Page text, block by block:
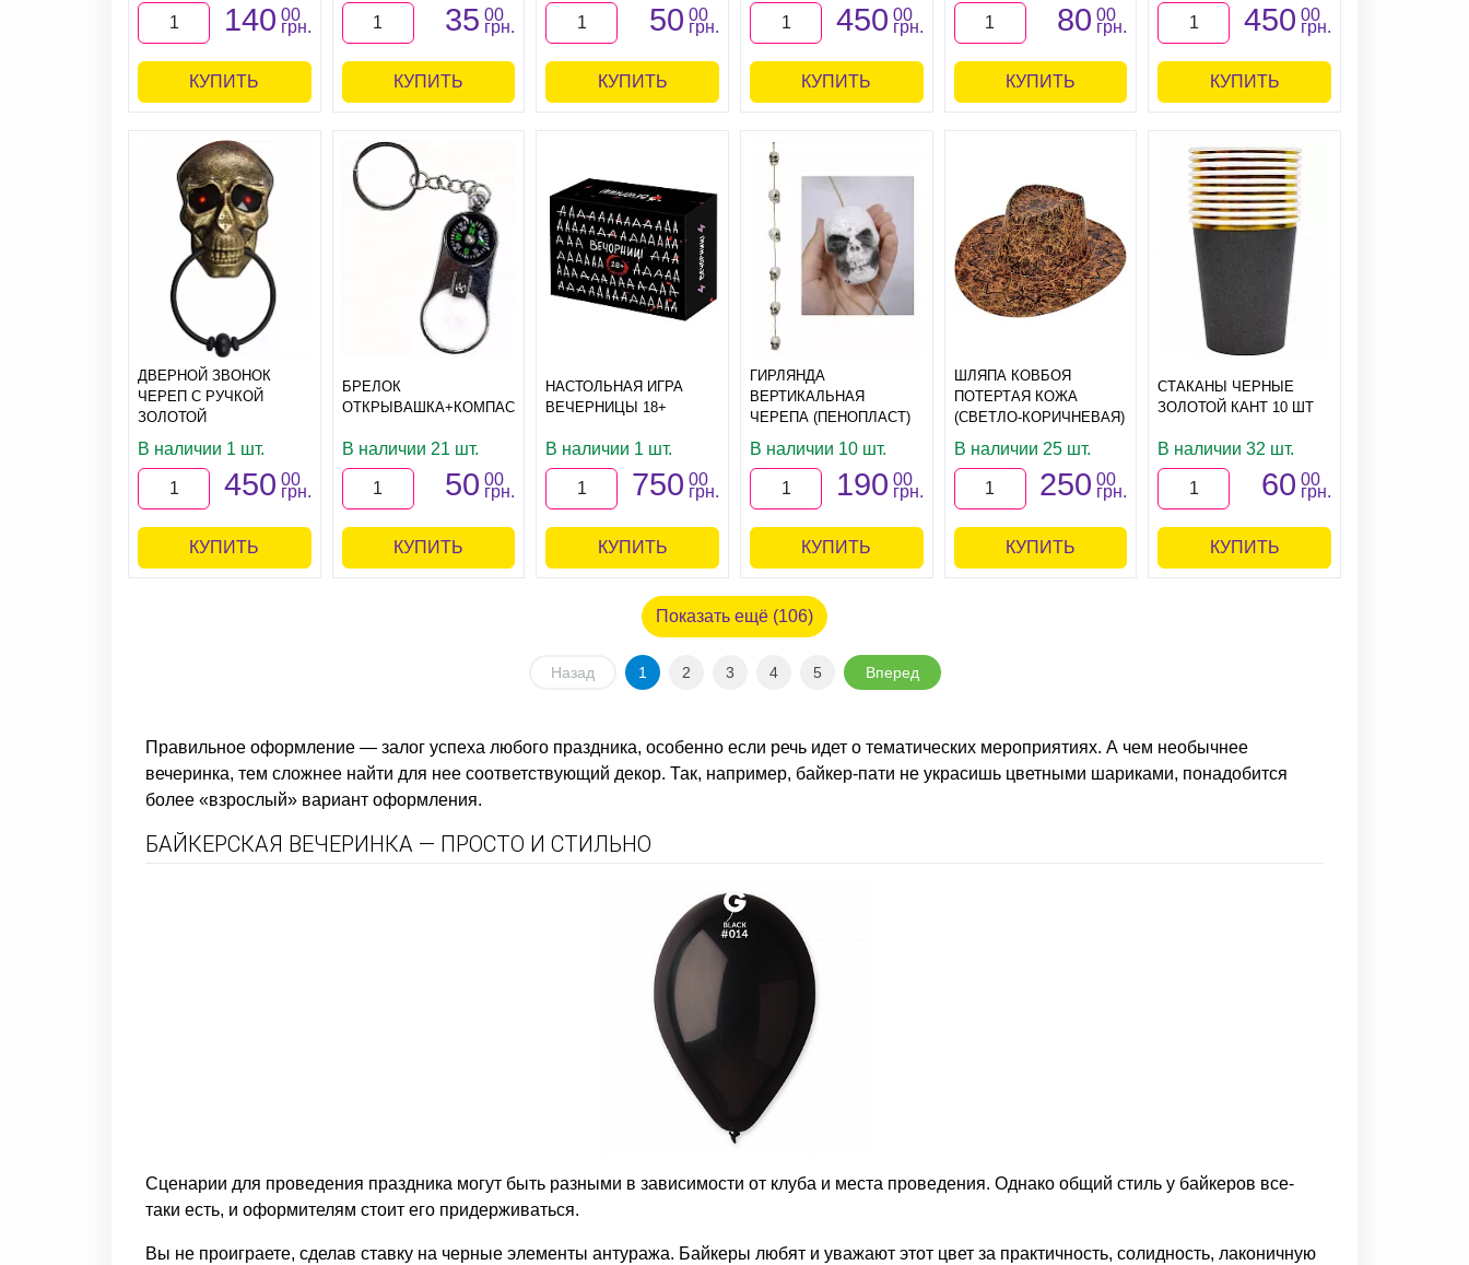
140 00
грн.
КУПИТЬ
35 00
грн.
КУПИТЬ
50 00
грн.
КУПИТЬ
450 00
грн.
КУПИТЬ
80 00
грн.
КУПИТЬ
450 00
грн.
КУПИТЬ
ДВЕРНОЙ ЗВОНОК
ЧЕРЕП С РУЧКОЙ
ЗОЛОТОЙ
В наличии 1 шт.
450 00
грн.
КУПИТЬ
БРЕЛОК
ОТКРЫВАШКА+КОМПАС
В наличии 21 шт.
50 00
грн.
КУПИТЬ
НАСТОЛЬНАЯ ИГРА
ВЕЧЕРНИЦЫ 18+
В наличии 1 шт.
750 00
грн.
КУПИТЬ
ГИРЛЯНДА
ВЕРТИКАЛЬНАЯ
ЧЕРЕПА (ПЕНОПЛАСТ)
В наличии 10 шт.
190 00
грн.
КУПИТЬ
ШЛЯПА КОВБОЯ
ПОТЕРТАЯ КОЖА
(СВЕТЛО-КОРИЧНЕВАЯ)
В наличии 25 шт.
250 00
грн.
КУПИТЬ
СТАКАНЫ ЧЕРНЫЕ
ЗОЛОТОЙ КАНТ 10 ШТ
В наличии 32 шт.
60 00
грн.
КУПИТЬ
Показать ещё (106)
Назад 1 2 3 4 5 Вперед
Правильное оформление — залог успеха любого праздника, особенно если речь идет о тематических мероприятиях. А чем необычнее
вечеринка, тем сложнее найти для нее соответствующий декор. Так, например, байкер-пати не украсишь цветными шариками, понадобится
более «взрослый» вариант оформления.
БАЙКЕРСКАЯ ВЕЧЕРИНКА — ПРОСТО И СТИЛЬНО
Сценарии для проведения праздника могут быть разными в зависимости от клуба и места проведения. Однако общий стиль у байкеров все-
таки есть, и оформителям стоит его придерживаться.
Вы не проиграете, сделав ставку на черные элементы антуража. Байкеры любят и уважают этот цвет за практичность, солидность, лаконичную